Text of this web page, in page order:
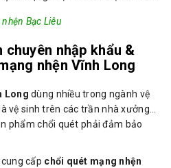
Bạc Liêu
chuyên nhập khẩu &
nhện Vĩnh Long
Long dùng nhiều trong ngành vệ
vệ sinh trên các trần nhà xưởng…
phẩm chổi quét phải đảm bảo
cấp chổi quét mạng nhện